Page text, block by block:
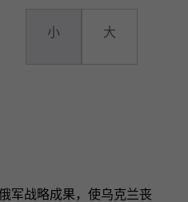
小 大
军战略成果，使乌克兰丧